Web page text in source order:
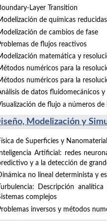
Layer Transition
de químicas
de cambios de fase
de flujos reactivos
matemática y
numéricos para la
numéricos para la
de datos fluidomecánicos
de flujo a números
Modelización y
de Superficies y
Artificial: redes
y a la detección de
no lineal determinista y
Descripción
complejos
inversos y métodos